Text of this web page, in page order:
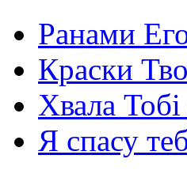
Ранами
Краски
Хвала
Я спасу